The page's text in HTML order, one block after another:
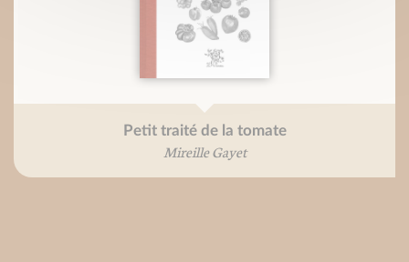
Petit traité de la tomate
Mireille Gayet